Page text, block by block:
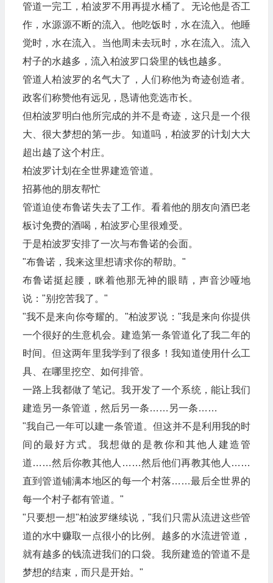
管道一完工，柏波罗不用再提水桶了。无论他是否工
作，水源源不断的流入。他吃饭时，水在流入。他睡
觉时，水在流入。当他周未去玩时，水在流入。流入
村子的水越多，流入柏波罗口袋里的钱也越多。
管道人柏波罗的名气大了，人们称他为奇迹创造者。
政客们称赞他有远见，恳请他竞选市长。
但柏波罗明白他所完成的并不是奇迹，这只是一个很
大、很大梦想的第一步。知道吗，柏波罗的计划大大
超出越了这个村庄。
柏波罗计划在全世界建造管道。
招募他的朋友帮忙
管道迫使布鲁诺失去了工作。看着他的朋友向酒巴老
板讨免费的酒喝，柏波罗心里很难受。
于是柏波罗安排了一次与布鲁诺的会面。
"布鲁诺，我来这里想请求你的帮助。"
布鲁诺挺起腰，眯着他那无神的眼睛，声音沙哑地
说："别挖苦我了。"
"我不是来向你夸耀的。"柏波罗说："我是来向你提供
一个很好的生意机会。建造第一条管道化了我二年的
时间。但这两年里我学到了很多！我知道使用什么工
具、在哪里挖空、如何排管。
一路上我都做了笔记。我开发了一个系统，能让我们
建造另一条管道，然后另一条……另一条……
"我自己一年可以建一条管道。但这并不是利用我的时
间的最好方式。我想做的是教你和其他人建造管
道……然后你教其他人……然后他们再教其他人……
直到管道铺满本地区的每一个村落……最后全世界的
每一个村子都有管道。"
"只要想一想"柏波罗继续说，"我们只需从流进这些管
道的水中赚取一点很小的比例。越多的水流进管道，
就有越多的钱流进我们的口袋。我所建造的管道不是
梦想的结束，而只是开始。"